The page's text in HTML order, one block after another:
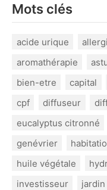
Mots clés
acide urique
aromathérapie
bien-etre
capital
cpf
diffuseur
eucalyptus citronné
genévrier
huile végétale
investisseur
jardin